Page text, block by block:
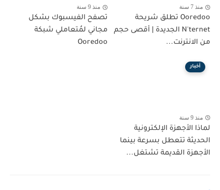
منذ 7 سنة
Ooredoo تطلق شريحة
N'ternet الجديدة | أقصى حجم
من الانترنت...
منذ 9 سنة
تصفح الفيسبوك بشكل
مجاني لمُتعاملي شبكة
Ooredoo
أخبار
منذ 9 سنة
لماذا الأجهزة الإلكترونية
الحديثة تتعطل بسرعة بينما
الأجهزة القديمة تشتغل...